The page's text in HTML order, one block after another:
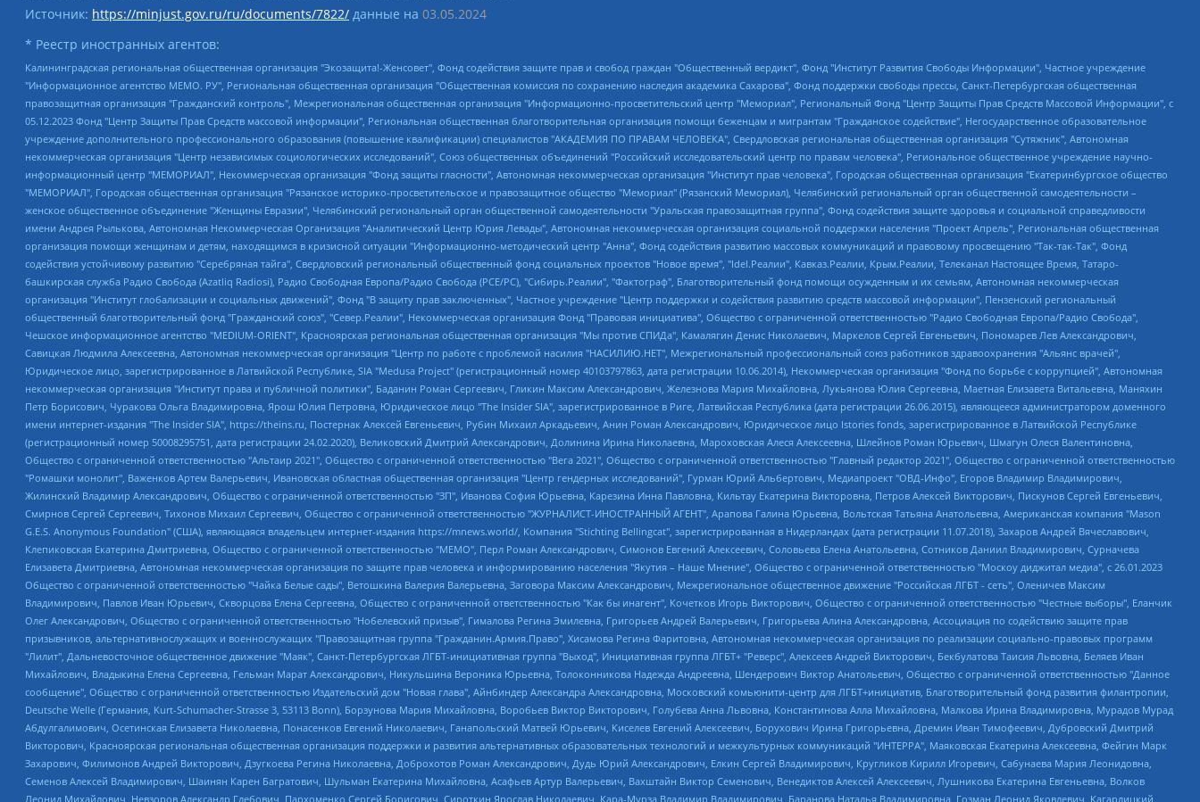
Источник: https://minjust.gov.ru/ru/documents/7822/ данные на 03.05.2024
* Реестр иностранных агентов:
Калининградская региональная общественная организация "Экозащита!-Женсовет", Фонд содействия защите прав и свобод граждан "Общественный вердикт", Фонд "Институт Развития Свободы Информации", Частное учреждение "Информационное агентство МЕМО. РУ", Региональная общественная организация "Общественная комиссия по сохранению наследия академика Сахарова", Фонд поддержки свободы прессы, Санкт-Петербургская общественная правозащитная организация "Гражданский контроль", Межрегиональная общественная организация "Информационно-просветительский центр "Мемориал", Региональный Фонд "Центр Защиты Прав Средств Массовой Информации", с 05.12.2023 Фонд "Центр Защиты Прав Средств массовой информации", Региональная общественная благотворительная организация помощи беженцам и мигрантам "Гражданское содействие", Негосударственное образовательное учреждение дополнительного профессионального образования (повышение квалификации) специалистов "АКАДЕМИЯ ПО ПРАВАМ ЧЕЛОВЕКА", Свердловская региональная общественная организация "Сутяжник", Автономная некоммерческая организация "Центр независимых социологических исследований", Союз общественных объединений "Российский исследовательский центр по правам человека", Региональное общественное учреждение научно-информационный центр "МЕМОРИАЛ", Некоммерческая организация "Фонд защиты гласности", Автономная некоммерческая организация "Институт прав человека", Городская общественная организация "Екатеринбургское общество "МЕМОРИАЛ", Городская общественная организация "Рязанское историко-просветительское и правозащитное общество "Мемориал" (Рязанский Мемориал), Челябинский региональный орган общественной самодеятельности – женское общественное объединение "Женщины Евразии", Челябинский региональный орган общественной самодеятельности "Уральская правозащитная группа", Фонд содействия защите здоровья и социальной справедливости имени Андрея Рылькова, Автономная Некоммерческая Организация "Аналитический Центр Юрия Левады", Автономная некоммерческая организация социальной поддержки населения "Проект Апрель", Региональная общественная организация помощи женщинам и детям, находящимся в кризисной ситуации "Информационно-методический центр "Анна", Фонд содействия развитию массовых коммуникаций и правовому просвещению "Так-так-Так", Фонд содействия устойчивому развитию "Серебряная тайга", Свердловский региональный общественный фонд социальных проектов "Новое время", "Idel.Реалии", Кавказ.Реалии, Крым.Реалии, Телеканал Настоящее Время, Татаро-башкирская служба Радио Свобода (Azatliq Radiosi), Радио Свободная Европа/Радио Свобода (PCE/PC), "Сибирь.Реалии", "Фактограф", Благотворительный фонд помощи осужденным и их семьям, Автономная некоммерческая организация "Институт глобализации и социальных движений", Фонд "В защиту прав заключенных", Частное учреждение "Центр поддержки и содействия развитию средств массовой информации", Пензенский региональный общественный благотворительный фонд "Гражданский союз", "Север.Реалии", Некоммерческая организация Фонд "Правовая инициатива", Общество с ограниченной ответственностью "Радио Свободная Европа/Радио Свобода", Чешское информационное агентство "MEDIUM-ORIENT", Красноярская региональная общественная организация "Мы против СПИДа", Камалягин Денис Николаевич, Маркелов Сергей Евгеньевич, Пономарев Лев Александрович, Савицкая Людмила Алексеевна, Автономная некоммерческая организация "Центр по работе с проблемой насилия "НАСИЛИЮ.НЕТ", Межрегиональный профессиональный союз работников здравоохранения "Альянс врачей", Юридическое лицо, зарегистрированное в Латвийской Республике, SIA "Medusa Project" (регистрационный номер 40103797863, дата регистрации 10.06.2014), Некоммерческая организация "Фонд по борьбе с коррупцией", Автономная некоммерческая организация "Институт права и публичной политики", Баданин Роман Сергеевич, Гликин Максим Александрович, Железнова Мария Михайловна, Лукьянова Юлия Сергеевна, Маетная Елизавета Витальевна, Маняхин Петр Борисович, Чуракова Ольга Владимировна, Ярош Юлия Петровна, Юридическое лицо "The Insider SIA", зарегистрированное в Риге, Латвийская Республика (дата регистрации 26.06.2015), являющееся администратором доменного имени интернет-издания "The Insider SIA", https://theins.ru, Постернак Алексей Евгеньевич, Рубин Михаил Аркадьевич, Анин Роман Александрович, Юридическое лицо Istories fonds, зарегистрированное в Латвийской Республике (регистрационный номер 50008295751, дата регистрации 24.02.2020), Великовский Дмитрий Александрович, Долинина Ирина Николаевна, Мароховская Алеся Алексеевна, Шлейнов Роман Юрьевич, Шмагун Олеся Валентиновна, Общество с ограниченной ответственностью "Альтаир 2021", Общество с ограниченной ответственностью "Вега 2021", Общество с ограниченной ответственностью "Главный редактор 2021", Общество с ограниченной ответственностью "Ромашки монолит", Важенков Артем Валерьевич, Ивановская областная общественная организация "Центр гендерных исследований", Гурман Юрий Альбертович, Медиапроект "ОВД-Инфо", Егоров Владимир Владимирович, Жилинский Владимир Александрович, Общество с ограниченной ответственностью "ЗП", Иванова София Юрьевна, Карезина Инна Павловна, Кильтау Екатерина Викторовна, Петров Алексей Викторович, Пискунов Сергей Евгеньевич, Смирнов Сергей Сергеевич, Тихонов Михаил Сергеевич, Общество с ограниченной ответственностью "ЖУРНАЛИСТ-ИНОСТРАННЫЙ АГЕНТ", Арапова Галина Юрьевна, Вольтская Татьяна Анатольевна, Американская компания "Mason G.E.S. Anonymous Foundation" (США), являющаяся владельцем интернет-издания https://mnews.world/, Компания "Stichting Bellingcat", зарегистрированная в Нидерландах (дата регистрации 11.07.2018), Захаров Андрей Вячеславович, Клепиковская Екатерина Дмитриевна, Общество с ограниченной ответственностью "МЕМО", Перл Роман Александрович, Симонов Евгений Алексеевич, Соловьева Елена Анатольевна, Сотников Даниил Владимирович, Сурначева Елизавета Дмитриевна, Автономная некоммерческая организация по защите прав человека и информированию населения "Якутия – Наше Мнение", Общество с ограниченной ответственностью "Москоу диджитал медиа", с 26.01.2023 Общество с ограниченной ответственностью "Чайка Белые сады", Ветошкина Валерия Валерьевна, Заговора Максим Александрович, Межрегиональное общественное движение "Российская ЛГБТ - сеть", Оленичев Максим Владимирович, Павлов Иван Юрьевич, Скворцова Елена Сергеевна, Общество с ограниченной ответственностью "Как бы инагент", Кочетков Игорь Викторович, Общество с ограниченной ответственностью "Честные выборы", Еланчик Олег Александрович, Общество с ограниченной ответственностью "Нобелевский призыв", Гималова Регина Эмилевна, Григорьев Андрей Валерьевич, Григорьева Алина Александровна, Ассоциация по содействию защите прав призывников, альтернативнослужащих и военнослужащих "Правозащитная группа "Гражданин.Армия.Право", Хисамова Регина Фаритовна, Автономная некоммерческая организация по реализации социально-правовых программ "Лилит", Дальневосточное общественное движение "Маяк", Санкт-Петербургская ЛГБТ-инициативная группа "Выход", Инициативная группа ЛГБТ+ "Реверс", Алексеев Андрей Викторович, Бекбулатова Таисия Львовна, Беляев Иван Михайлович, Владыкина Елена Сергеевна, Гельман Марат Александрович, Никульшина Вероника Юрьевна, Толоконникова Надежда Андреевна, Шендерович Виктор Анатольевич, Общество с ограниченной ответственностью "Данное сообщение", Общество с ограниченной ответственностью Издательский дом "Новая глава", Айнбиндер Александра Александровна, Московский комьюнити-центр для ЛГБТ+инициатив, Благотворительный фонд развития филантропии, Deutsche Welle (Германия, Kurt-Schumacher-Strasse 3, 53113 Bonn), Борзунова Мария Михайловна, Воробьев Виктор Викторович, Голубева Анна Львовна, Константинова Алла Михайловна, Малкова Ирина Владимировна, Мурадов Мурад Абдулгалимович, Осетинская Елизавета Николаевна, Понасенков Евгений Николаевич, Ганапольский Матвей Юрьевич, Киселев Евгений Алексеевич, Борухович Ирина Григорьевна, Дремин Иван Тимофеевич, Дубровский Дмитрий Викторович, Красноярская региональная общественная организация поддержки и развития альтернативных образовательных технологий и межкультурных коммуникаций "ИНТЕРРА", Маяковская Екатерина Алексеевна, Фейгин Марк Захарович, Филимонов Андрей Викторович, Дзугкоева Регина Николаевна, Доброхотов Роман Александрович, Дудь Юрий Александрович, Елкин Сергей Владимирович, Кругликов Кирилл Игоревич, Сабунаева Мария Леонидовна, Семенов Алексей Владимирович, Шаинян Карен Багратович, Шульман Екатерина Михайловна, Асафьев Артур Валерьевич, Вахштайн Виктор Семенович, Венедиктов Алексей Алексеевич, Лушникова Екатерина Евгеньевна, Волков Леонид Михайлович, Невзоров Александр Глебович, Пархоменко Сергей Борисович, Сироткин Ярослав Николаевич, Кара-Мурза Владимир Владимирович, Баранова Наталья Владимировна, Гозман Леонид Яковлевич, Кагарлицкий Борис Юльевич, Климарев Михаил Валерьевич, Милов Владимир Станиславович, Автономная некоммерческая организация Краснодарский центр современного искусства "Типография", Моргенштерн Алишер Тагирович, Соболь Любовь Эдуардовна, Общество с ограниченной ответственностью "ЛИЗА НОРМ", Каспаров Гарри Кимович, Ходорковский Михаил Борисович, Общество с ограниченной ответственностью "Апрельские тезисы", Данилович Ирина Брониславовна, Кашин Олег Владимирович, Петров Николай Владимирович, Пивоваров Алексей Владимирович, Соколов Михаил Владимирович, Цветкова Юлия Владимировна, Чичваркин Евгений Александрович, Комитет против пыток/Команда против пыток, Общество с ограниченной ответственностью "Первый научный", Общество с ограниченной ответственностью "Вертолет и ко", Белоцерковская Вероника Борисовна, Кац Максим Евгеньевич, Лазарева Татьяна Юрьевна, Шаведдинов Руслан Табризович, Яшин Илья Валерьевич, Общество с ограниченной ответственностью "Иноагент ААВ", Алешковский Дмитрий Петрович, Альбац Евгения Марковна, Быков Дмитрий Львович, Галямина Юлия Евгеньевна, Лойко Сергей Леонидович, Мартынов Кирилл Константинович, Медведев Сергей Александрович, Крашенинников Федор Геннадиевич, Гордеева Катерина Вл